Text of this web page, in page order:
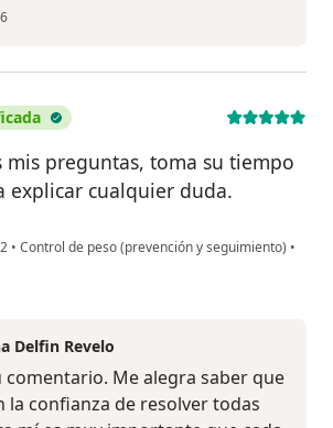
mis preguntas, toma su tiempo
explicar cualquier duda.
• Control de peso (prevención y seguimiento) •
Delfin Revelo
comentario. Me alegra saber que
la confianza de resolver todas